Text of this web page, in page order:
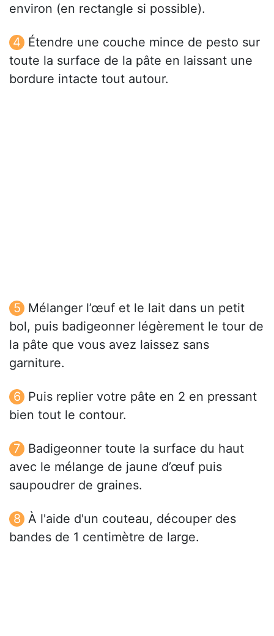
environ (en rectangle si possible).
Étendre une couche mince de pesto sur
toute la surface de la pâte en laissant une
bordure intacte tout autour.
Mélanger l’œuf et le lait dans un petit
bol, puis badigeonner légèrement le tour de
la pâte que vous avez laissez sans
garniture.
Puis replier votre pâte en 2 en pressant
bien tout le contour.
Badigeonner toute la surface du haut
avec le mélange de jaune d’œuf puis
saupoudrer de graines.
À l'aide d'un couteau, découper des
bandes de 1 centimètre de large.